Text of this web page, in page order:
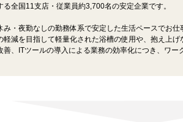
る全国11支店・従業員約3,700名の安定企業です。
み・夜勤なしの勤務体系で安定した生活ペースでお仕
軽減を目指して軽量化された浴槽の使用や、抱え上
善、ITツールの導入による業務の効率化につき、ワ